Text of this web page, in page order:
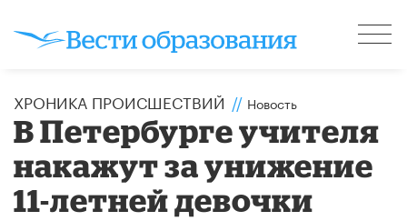
ХРОНИКА ПРОИСШЕСТВИЙ // Новость
В Петербурге учителя
накажут за унижение
11-летней девочки